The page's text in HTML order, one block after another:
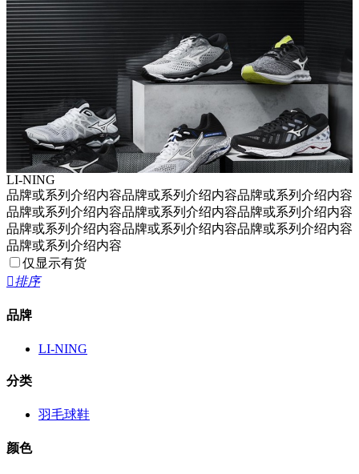
LI-NING
品牌或系列介绍内容品牌或系列介绍内容品牌或系列介绍内容
品牌或系列介绍内容品牌或系列介绍内容品牌或系列介绍内容
品牌或系列介绍内容品牌或系列介绍内容品牌或系列介绍内容
品牌或系列介绍内容
仅显示有货
排序
品牌
LI-NING
分类
羽毛球鞋
颜色